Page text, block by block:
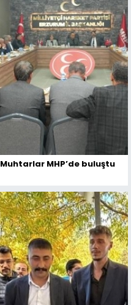
Muhtarlar MHP’de buluştu